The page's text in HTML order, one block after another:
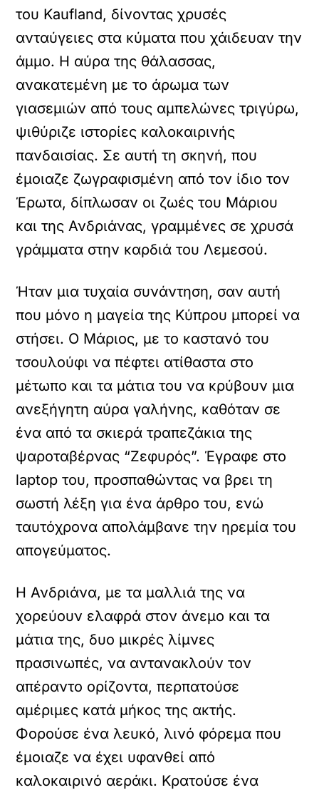
του Kaufland, δίνοντας χρυσές
ανταύγειες στα κύματα που χάιδευαν την
άμμο. Η αύρα της θάλασσας,
ανακατεμένη με το άρωμα των
γιασεμιών από τους αμπελώνες τριγύρω,
ψιθύριζε ιστορίες καλοκαιρινής
πανδαισίας. Σε αυτή τη σκηνή, που
έμοιαζε ζωγραφισμένη από τον ίδιο τον
Έρωτα, δίπλωσαν οι ζωές του Μάριου
και της Ανδριάνας, γραμμένες σε χρυσά
γράμματα στην καρδιά του Λεμεσού.
Ήταν μια τυχαία συνάντηση, σαν αυτή
που μόνο η μαγεία της Κύπρου μπορεί να
στήσει. Ο Μάριος, με το καστανό του
τσουλούφι να πέφτει ατίθαστα στο
μέτωπο και τα μάτια του να κρύβουν μια
ανεξήγητη αύρα γαλήνης, καθόταν σε
ένα από τα σκιερά τραπεζάκια της
ψαροταβέρνας “Ζεφυρός”. Έγραφε στο
laptop του, προσπαθώντας να βρει τη
σωστή λέξη για ένα άρθρο του, ενώ
ταυτόχρονα απολάμβανε την ηρεμία του
απογεύματος.
Η Ανδριάνα, με τα μαλλιά της να
χορεύουν ελαφρά στον άνεμο και τα
μάτια της, δυο μικρές λίμνες
πρασινωπές, να αντανακλούν τον
απέραντο ορίζοντα, περπατούσε
αμέριμες κατά μήκος της ακτής.
Φορούσε ένα λευκό, λινό φόρεμα που
έμοιαζε να έχει υφανθεί από
καλοκαιρινό αεράκι. Κρατούσε ένα